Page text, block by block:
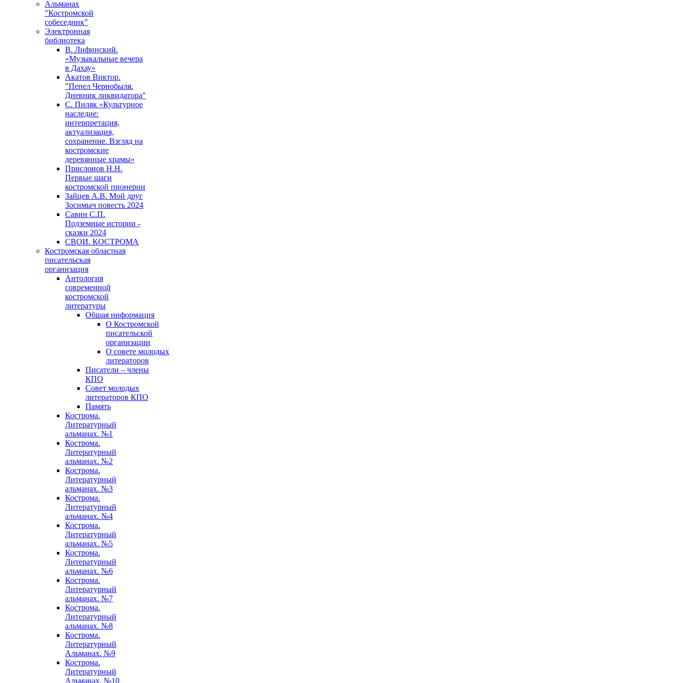
Альманах
"Костромской
собеседник"
Электронная
библиотека
В. Лифинский.
«Музыкальные вечера
в Дахау»
Акатов Виктор.
"Пепел Чернобыля.
Дневник ликвидатора"
С. Пиляк «Культурное
наследие:
интерпретация,
актуализация,
сохранение. Взгляд на
костромские
деревянные храмы»
Прислонов Н.Н.
Первые шаги
костромской пионерии
Зайцев А.В. Мой друг
Зосимыч повесть 2024
Савин С.П.
Подземные истории -
сказки 2024
СВОИ. КОСТРОМА
Костромская областная
писательская
организация
Антология
современной
костромской
литературы
Общая информация
О Костромской
писательской
организации
О совете молодых
литераторов
Писатели – члены
КПО
Совет молодых
литераторов КПО
Память
Кострома.
Литературный
альманах. №1
Кострома.
Литературный
альманах. №2
Кострома.
Литературный
альманах. №3
Кострома.
Литературный
альманах. №4
Кострома.
Литературный
альманах. №5
Кострома.
Литературный
альманах. №6
Кострома.
Литературный
альманах. №7
Кострома.
Литературный
альманах. №8
Кострома.
Литературный
Альманах. №9
Кострома.
Литературный
Альманах. №10